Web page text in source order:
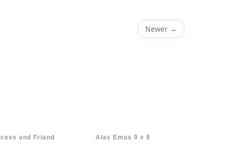
Newer →
and Friand
Alas Emas 9 x 9